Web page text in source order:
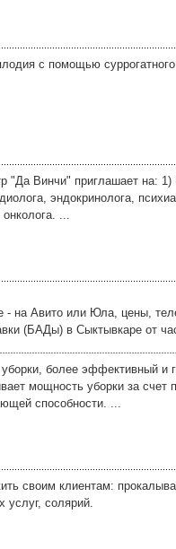
с помощью
"Да Винчи" приглашает на:
эндокринолога,
онколога. ...
- на Авито или Юла, цены,
(БАДы) в Сыктывкаре от
более эффективный и
мощность уборки за
способности. ...
своим клиентам:
услуг, солярий.